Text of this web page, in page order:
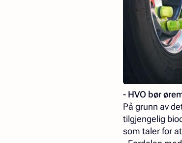
- HVO bør
På grunn av
tilgjengelig
som taler for